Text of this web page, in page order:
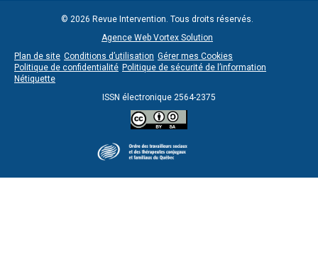
© 2026 Revue Intervention. Tous droits réservés.
Agence Web Vortex Solution
Plan de site Conditions d’utilisation Gérer mes Cookies
Politique de confidentialité Politique de sécurité de l’information
Nétiquette
ISSN électronique 2564-2375